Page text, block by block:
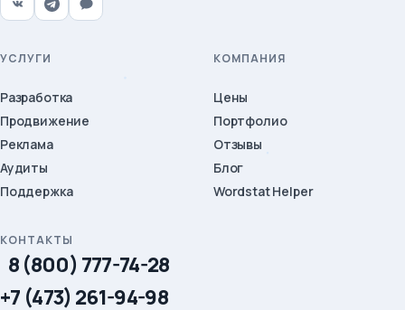
УСЛУГИ
Разработка
Продвижение
Реклама
Аудиты
Поддержка
КОМПАНИЯ
Цены
Портфолио
Отзывы
Блог
Wordstat Helper
КОНТАКТЫ
8 (800) 777-74-28
+7 (473) 261-94-98